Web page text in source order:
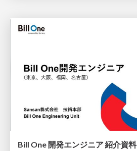
Bill One 開発エンジニア 紹介資料